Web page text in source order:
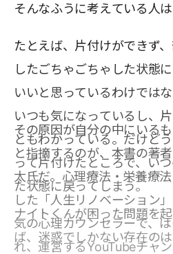
そんなふうに考えている人は
たとえば、片付けができず
したごちゃごちゃした状態
いいと思っているわけでは
いつも気になっているし、
ともわかっている。だけど
って片付けたところで、い
た状態に戻ってしまう。
その原因が自分の中にいる
と指摘するのが、本書の著
太氏だ。心理療法・栄養療
した「人生リノベーション
気の心理カウンセラーで、
れ、運営するYouTubeチャ
ナイトくんが困った問題を
ば、迷惑でしかない存在の